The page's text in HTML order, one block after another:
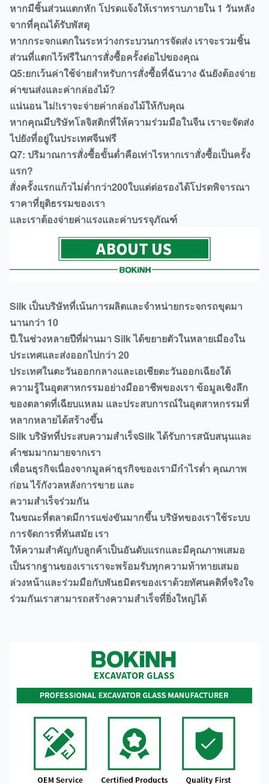
หากมีชิ้นส่วนแตกหัก โปรดแจ้งให้เราทราบภายใน 1 วันหลัง
จากที่คุณได้รับพัสดุ
หากกระจกแตกในระหว่างกระบวนการจัดส่ง เราจะรวมชิ้น
ส่วนที่แตกไว้ฟรีในการสั่งซื้อครั้งต่อไปของคุณ
Q5:ยกเว้นค่าใช้จ่ายสำหรับการสั่งซื้อที่ฉันวาง ฉันยังต้องจ่าย
ค่าขนส่งและค่ากล่องไม้?
แน่นอน ไม่!เราจะจ่ายค่ากล่องไม้ให้กับคุณ
หากคุณมีบริษัทโลจิสติกที่ให้ความร่วมมือในจีน เราจะจัดส่ง
ไปยังที่อยู่ในประเทศจีนฟรี
Q7: ปริมาณการสั่งซื้อขั้นต่ำคือเท่าไรหากเราสั่งซื้อเป็นครั้ง
แรก?
สั่งครั้งแรกแก้วไม่ต่ำกว่า200ใบแต่ต่อรองได้โปรดพิจารณา
ราคาที่ยุติธรรมของเรา
และเราต้องจ่ายค่าแรงและค่าบรรจุภัณฑ์
Silk เป็นบริษัทที่เน้นการผลิตและจำหน่ายกระจกรถขุดมา
นานกว่า 10
ปี.ในช่วงหลายปีที่ผ่านมา Silk ได้ขยายตัวในหลายเมืองใน
ประเทศและส่งออกไปกว่า 20
ประเทศในตะวันออกกลางและเอเชียตะวันออกเฉียงใต้
ความรู้ในอุตสาหกรรมอย่างมืออาชีพของเรา ข้อมูลเชิงลึก
ของตลาดที่เฉียบแหลม และประสบการณ์ในอุตสาหกรรมที่
หลากหลายได้สร้างขึ้น
Silk บริษัทที่ประสบความสำเร็จSilk ได้รับการสนับสนุนและ
คำชมมากมายจากเรา
เพื่อนธุรกิจเนื่องจากมูลค่าธุรกิจของเรามีกำไรต่ำ คุณภาพ
ก่อน ไร้กังวลหลังการขาย และ
ความสำเร็จร่วมกัน
ในขณะที่ตลาดมีการแข่งขันมากขึ้น บริษัทของเราใช้ระบบ
การจัดการที่ทันสมัย ​​เรา
ให้ความสำคัญกับลูกค้าเป็นอันดับแรกและมีคุณภาพเสมอ
เป็นรากฐานของเราเราจะพร้อมรับทุกความท้าทายเสมอ
ล่วงหน้าและร่วมมือกับพันธมิตรของเราด้วยทัศนคติที่จริงใจ
ร่วมกันเราสามารถสร้างความสำเร็จที่ยิ่งใหญ่ได้